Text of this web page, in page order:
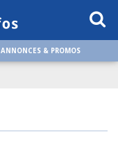
ANNONCES & PROMOS